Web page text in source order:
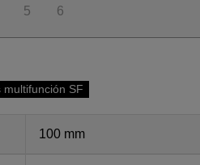
5 6
multifunción SF
100 mm